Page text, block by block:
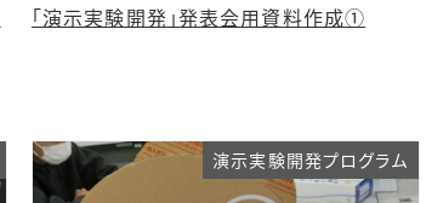
「演示実験開発」発表会用資料作成①
演示実験開発プログラム